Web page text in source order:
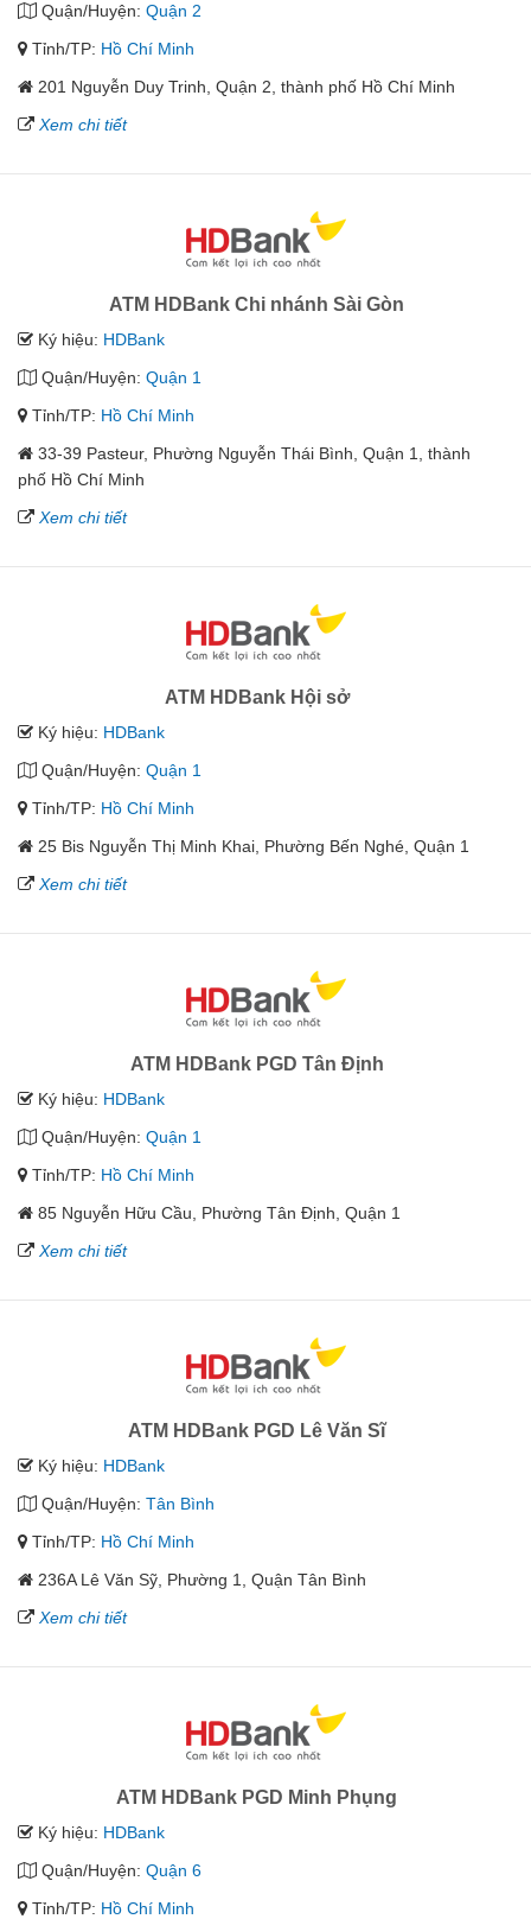
Quận/Huyện: Quận 2
Tỉnh/TP: Hồ Chí Minh
201 Nguyễn Duy Trinh, Quận 2, thành phố Hồ Chí Minh
Xem chi tiết
ATM HDBank Chi nhánh Sài Gòn
Ký hiệu: HDBank
Quận/Huyện: Quận 1
Tỉnh/TP: Hồ Chí Minh
33-39 Pasteur, Phường Nguyễn Thái Bình, Quận 1, thành
phố Hồ Chí Minh
Xem chi tiết
ATM HDBank Hội sở
Ký hiệu: HDBank
Quận/Huyện: Quận 1
Tỉnh/TP: Hồ Chí Minh
25 Bis Nguyễn Thị Minh Khai, Phường Bến Nghé, Quận 1
Xem chi tiết
ATM HDBank PGD Tân Định
Ký hiệu: HDBank
Quận/Huyện: Quận 1
Tỉnh/TP: Hồ Chí Minh
85 Nguyễn Hữu Cầu, Phường Tân Định, Quận 1
Xem chi tiết
ATM HDBank PGD Lê Văn Sĩ
Ký hiệu: HDBank
Quận/Huyện: Tân Bình
Tỉnh/TP: Hồ Chí Minh
236A Lê Văn Sỹ, Phường 1, Quận Tân Bình
Xem chi tiết
ATM HDBank PGD Minh Phụng
Ký hiệu: HDBank
Quận/Huyện: Quận 6
Tỉnh/TP: Hồ Chí Minh